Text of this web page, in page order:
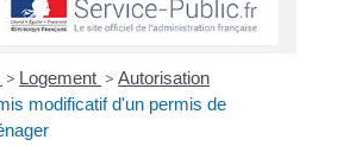
> Logement > Autorisation
modificatif d'un permis de